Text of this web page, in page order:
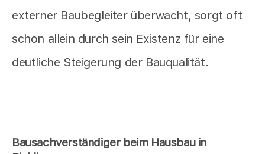
externer Baubegleiter überwacht, sorgt oft
schon allein durch sein Existenz für eine
deutliche Steigerung der Bauqualität.
Bausachverständiger beim Hausbau in